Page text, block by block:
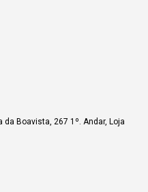
Boavista, 267 1º. Andar, Loja